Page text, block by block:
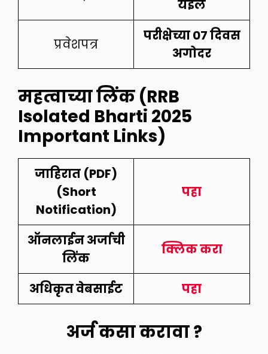
येईल
प्रवेशपत्र
परीक्षेच्या 07 दिवस
अगोदर
महत्वाच्या लिंक (RRB
Isolated Bharti 2025
Important Links)
जाहिरात (PDF)
(Short
Notification)
पहा
ऑनलाईन अर्जाची
लिंक
क्लिक करा
अधिकृत वेबसाईट पहा
अर्ज कसा करावा ?